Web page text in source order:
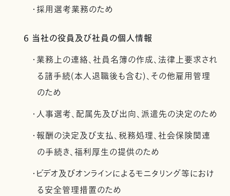
・採用選考業務のため
6 当社の役員及び社員の個人情報
・業務上の連絡、社員名簿の作成、法律上要求され
る諸手続(本人退職後も含む)、その他雇用管理
のため
・人事選考、配属先及び出向、派遣先の決定のため
・報酬の決定及び支払、税務処理、社会保険関連
の手続き、福利厚生の提供のため
・ビデオ及びオンラインによるモニタリング等におけ
る安全管理措置のため